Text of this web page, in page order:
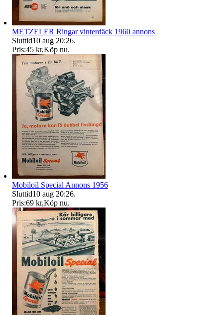
METZELER Ringar vinterdäck 1960 annons
Sluttid10 aug 20:26.
Pris:45 kr,Köp nu.
Mobiloil Special Annons 1956
Sluttid10 aug 20:26.
Pris:69 kr,Köp nu.